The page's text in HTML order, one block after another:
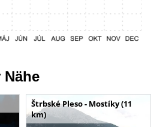
Nähe
Štrbské Pleso - Mostíky (11
km)